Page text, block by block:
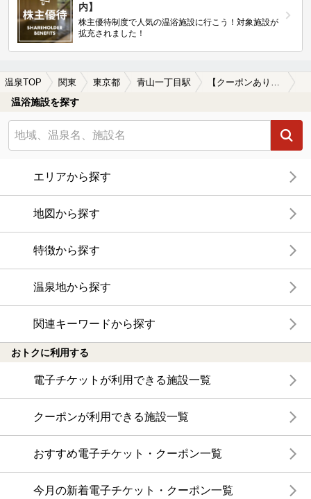
内】
株主優待制度で人気の温浴施設に行こう！対象施設が
拡充されました！
温泉TOP 関東 東京都 青山一丁目駅
温浴施設を探す
エリアから探す
地図から探す
特徴から探す
温泉地から探す
関連キーワードから探す
おトクに利用する
電子チケットが利用できる施設一覧
クーポンが利用できる施設一覧
おすすめ電子チケット・クーポン一覧
今月の新着電子チケット・クーポン一覧